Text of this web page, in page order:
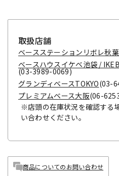
取扱店舗
ベースステーションリボレ秋
ベースハウスイケベ池袋 /
(03-3989-0069)
グランディベースTOKYO(03-
プレミアムベース大阪(06-
※店頭の在庫状況を確認する
い合わせください。
商品についてのお問い合わせ